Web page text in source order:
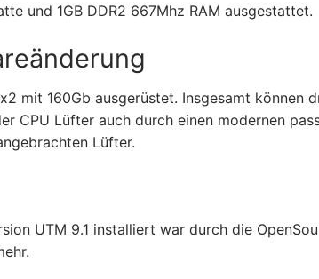
und 1GB DDR2 667Mhz RAM ausgestattet.
mit 160Gb ausgerüstet. Insgesamt können
CPU Lüfter auch durch einen modernen
Lüfter.
UTM 9.1 installiert war durch die